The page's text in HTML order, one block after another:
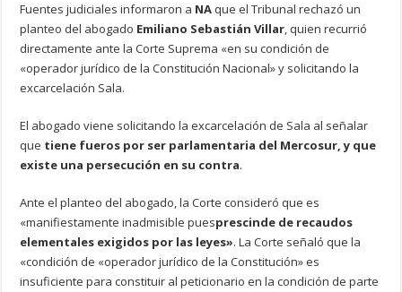
Fuentes judiciales informaron a NAque el Tribunal rechazó un
planteo del abogado Emiliano Sebastián Villar, quien recurrió
directamente ante la Corte Suprema «en su condición de
«operador jurídico de la Constitución Nacional» y solicitando la
excarcelación Sala.
El abogado viene solicitando la excarcelación de Sala al señalar
que tiene fueros por ser parlamentaria del Mercosur, y que
existe una persecución en su contra.
Ante el planteo del abogado, la Corte consideró que es
«manifiestamente inadmisible puesprescinde de recaudos
elementales exigidos por las leyes». La Corte señaló que la
«condición de «operador jurídico de la Constitución» es
insuficiente para constituir al peticionario en la condición de parte